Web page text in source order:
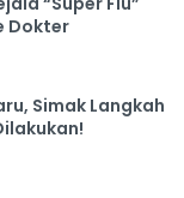
Dokter
Simak Langkah